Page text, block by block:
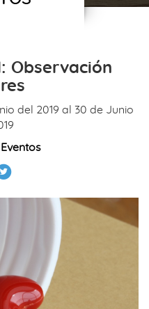
Observación
del 2019 al 30 de Junio
Eventos